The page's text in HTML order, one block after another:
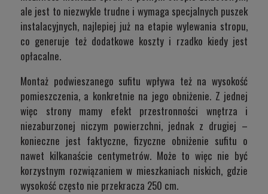
ale jest to niezwykle trudne i wymaga specjalnych puszek
instalacyjnych, najlepiej już na etapie wylewania stropu,
co generuje też dodatkowe koszty i rzadko kiedy jest
opłacalne.
Montaż podwieszanego sufitu wpływa też na wysokość
pomieszczenia, a konkretnie na jego obniżenie. Z jednej
więc strony mamy efekt przestronności wnętrza i
niezaburzonej niczym powierzchni, jednak z drugiej –
konieczne jest faktyczne, fizyczne obniżenie sufitu o
nawet kilkanaście centymetrów. Może to więc nie być
korzystnym rozwiązaniem w mieszkaniach niskich, gdzie
wysokość często nie przekracza 250 cm.